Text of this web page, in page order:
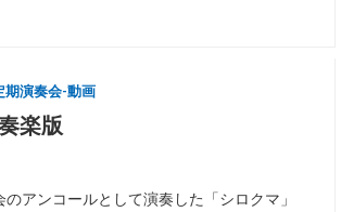
期演奏会-動画
楽版
アンコールとして演奏した「シロクマ」